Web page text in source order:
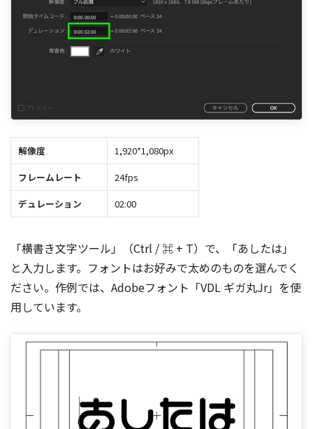
解像度
1,920*1,080px
フレームレート
24fps
デュレーション
02:00
「横書き文字ツール」（Ctrl / ⌘ + T）で、「あしたは」
と入力します。フォントはお好みで太めのものを選んでく
ださい。作例では、Adobeフォント「VDL ギガ丸Jr」を使
用しています。